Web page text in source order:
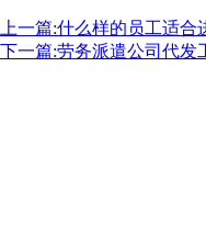
上一篇:什么样的员工适合
下一篇:劳务派遣公司代发